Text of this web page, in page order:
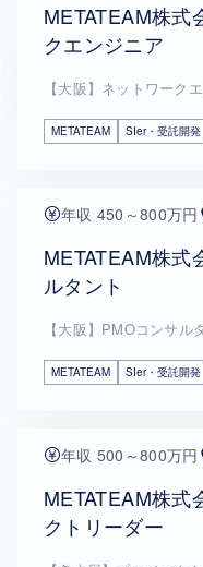
METATEAM株式
クエンジニア
【大阪】ネットワーク
METATEAM SIer・受託開発
年収 450～800万円
METATEAM株式
ルタント
【大阪】PMOコンサル
METATEAM SIer・受託開発
年収 500～800万円
METATEAM株式
クトリーダー